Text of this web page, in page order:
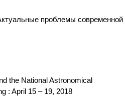
проблемы современной
the National Astronomical
: April 15 – 19, 2018